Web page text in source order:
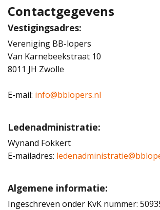
Contactgegevens
Vestigingsadres:
Vereniging BB-lopers
Van Karnebeekstraat 10
8011 JH Zwolle
E-mail: info@bblopers.nl
Ledenadministratie:
Wynand Fokkert
E-mailadres:
Algemene informatie:
Ingeschreven onder KvK nummer: